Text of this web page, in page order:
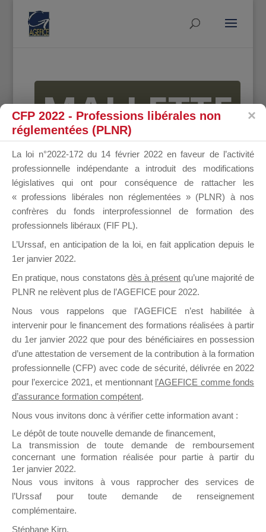
MALLETTE
DU
DIRIGEANT
il y a un mois
Ce groupe est destiné aux Organismes de
Formation qui souhaitent répondre à l’Appel à
Propositions Mallette du Dirigeant.
Ce groupe propose un forum dédié au support
sur lequel il est possible de laisser un message
ou poser une question.
NB : Il est nécessaire d’être
pouvoir rejoindre ce groupe
CFP 2022 - Professions libérales non
réglementées (PLNR)
La loi n°2022-172 du 14 février 2022 en faveur de l’activité
professionnelle indépendante a introduit des modifications
législatives qui ont pour conséquence de rattacher les
« professions libérales non réglementées » (PLNR) à nos
confrères du fonds interprofessionnel de formation des
professionnels libéraux (FIF PL).
L’Urssaf, en anticipation de la loi, en fait application depuis le
1er janvier 2022.
En pratique, nous constatons dès à présent qu’une majorité de
PLNR ne relèvent plus de l’AGEFICE pour 2022.
Nous vous rappelons que l’AGEFICE n’est habilitée à
intervenir pour le financement des formations réalisées à partir
du 1er janvier 2022 que pour des bénéficiaires en possession
d’une attestation de versement de la contribution à la formation
professionnelle (CFP) avec code de sécurité, délivrée en 2022
pour l’exercice 2021, et mentionnant l’AGEFICE comme fonds
d’assurance formation compétent.
Nous vous invitons donc à vérifier cette information avant :
Le dépôt de toute nouvelle demande de financement,
La transmission de toute demande de remboursement
concernant une formation réalisée pour partie à partir du
1er janvier 2022.
Nous vous invitons à vous rapprocher des services de
l’Urssaf pour toute demande de renseignement
complémentaire.
Stéphane Kirn,